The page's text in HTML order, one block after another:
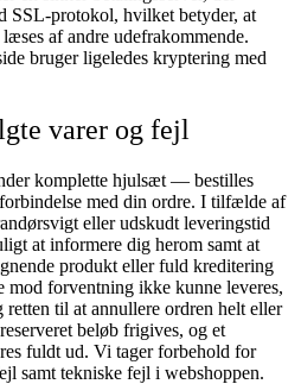
SSL-protokol, hvilket betyder, at
af andre udefrakommende.
bruger ligeledes kryptering med
varer og fejl
komplette hjulsæt — bestilles
med din ordre. I tilfælde af
eller udskudt leveringstid
at informere dig herom samt at
produkt eller fuld kreditering
mod forventning ikke kunne leveres,
til at annullere ordren helt eller
beløb frigives, og et
fuldt ud. Vi tager forbehold for
samt tekniske fejl i webshoppen.